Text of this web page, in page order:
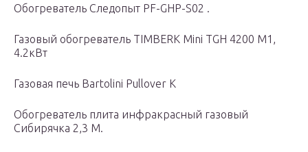
Обогреватель Следопыт PF-GHP-S02 .
Газовый обогреватель TIMBERK Mini TGH 4200 M1,
4.2кВт
Газовая печь Bartolini Pullover K
Обогреватель плита инфракрасный газовый
Сибирячка 2,3 M.